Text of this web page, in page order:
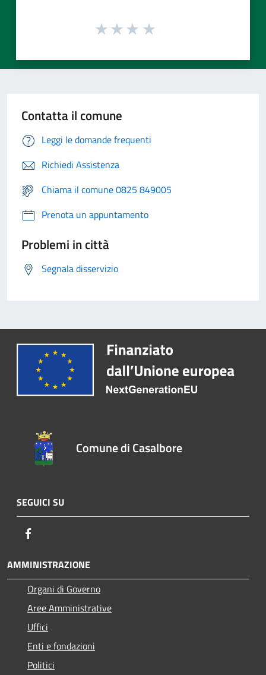
Contatta il comune
Leggi le domande frequenti
Richiedi Assistenza
Chiama il comune 0825 849005
Prenota un appuntamento
Problemi in città
Segnala disservizio
Comune di Casalbore
SEGUICI SU
AMMINISTRAZIONE
Organi di Governo
Aree Amministrative
Uffici
Enti e fondazioni
Politici